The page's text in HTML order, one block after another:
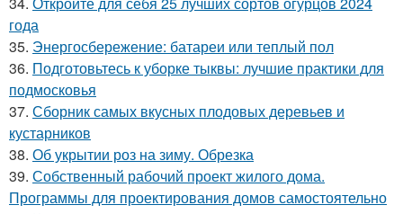
года
35. Энергосбережение: батареи или теплый пол
36. Подготовьтесь к уборке тыквы: лучшие практики для
подмосковья
37. Сборник самых вкусных плодовых деревьев и
кустарников
38. Об укрытии роз на зиму. Обрезка
39. Собственный рабочий проект жилого дома.
Программы для проектирования домов самостоятельно